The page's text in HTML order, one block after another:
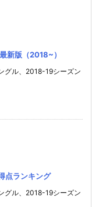
新版（2018~）
グル、2018-19シーズン
点ランキング
グル、2018-19シーズン